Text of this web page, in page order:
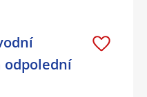
odpolední